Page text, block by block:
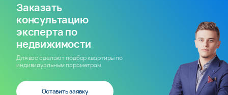
Заказать
консультацию
эксперта по
недвижимости
Для вас сделают подбор квартиры по
индивидуальным параметрам
Оставить заявку